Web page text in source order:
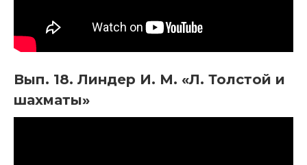
Вып. 18. Линдер И. М. «Л. Толстой и
шахматы»